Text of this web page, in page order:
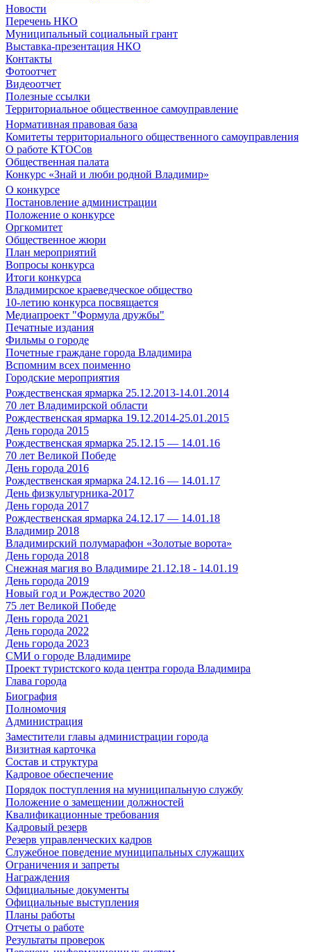
Новости
Перечень НКО
Муниципальный социальный грант
Выставка-презентация НКО
Контакты
Фотоотчет
Видеоотчет
Полезные ссылки
Территориальное общественное самоуправление
Нормативная правовая база
Комитеты территориального общественного самоуправления
О работе КТОСов
Общественная палата
Конкурс «Знай и люби родной Владимир»
О конкурсе
Постановление администрации
Положение о конкурсе
Оргкомитет
Общественное жюри
План мероприятий
Вопросы конкурса
Итоги конкурса
Владимирское краеведческое общество
10-летию конкурса посвящается
Медиапроект "Формула дружбы"
Печатные издания
Фильмы о городе
Почетные граждане города Владимира
Вспомним всех поименно
Городские мероприятия
Рождественская ярмарка 25.12.2013-14.01.2014
70 лет Владимирской области
Рождественская ярмарка 19.12.2014-25.01.2015
День города 2015
Рождественская ярмарка 25.12.15 — 14.01.16
70 лет Великой Победе
День города 2016
Рождественская ярмарка 24.12.16 — 14.01.17
День физкультурника-2017
День города 2017
Рождественская ярмарка 24.12.17 — 14.01.18
Владимир 2018
Владимирский полумарафон «Золотые ворота»
День города 2018
Снежная магия во Владимире 21.12.18 - 14.01.19
День города 2019
Новый год и Рождество 2020
75 лет Великой Победе
День города 2021
День города 2022
День города 2023
СМИ о городе Владимире
Проект туристского кода центра города Владимира
Глава города
Биография
Полномочия
Администрация
Заместители главы администрации города
Визитная карточка
Состав и структура
Кадровое обеспечение
Порядок поступления на муниципальную службу
Положение о замещении должностей
Квалификационные требования
Кадровый резерв
Резерв управленческих кадров
Служебное поведение муниципальных служащих
Ограничения и запреты
Награждения
Официальные документы
Официальные выступления
Планы работы
Отчеты о работе
Результаты проверок